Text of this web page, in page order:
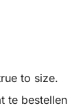
to size.
te bestellen